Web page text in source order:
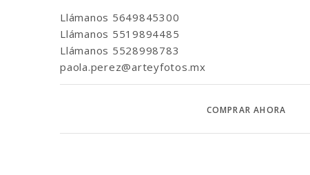
Llámanos 5649845300
Llámanos 5519894485
Llámanos 5528998783
paola.perez@arteyfotos.mx
COMPRAR AHORA